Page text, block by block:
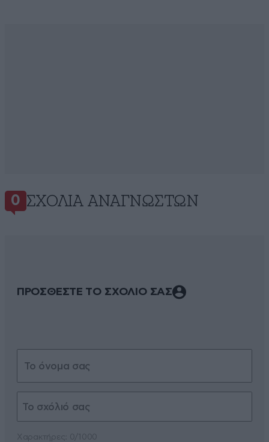
0 ΣΧΌΛΙΑ ΑΝΑΓΝΩΣΤΏΝ
ΠΡΟΣΘΕΣΤΕ ΤΟ ΣΧΟΛΙΟ ΣΑΣ